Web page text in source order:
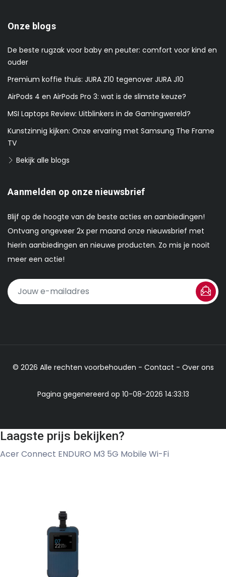
Onze blogs
De beste rugzak voor baby en peuter: comfort voor kind en
ouder
Premium koffie thuis: JURA Z10 tegenover JURA J10
AirPods 4 en AirPods Pro 3: wat is de slimste keuze?
MSI Laptops Review: Uitblinkers in de Gamingwereld?
Kunstzinnig kijken: Onze ervaring met Samsung The Frame
TV
Bekijk alle blogs
Aanmelden op onze nieuwsbrief
Blijf op de hoogte van de beste acties en aanbiedingen!
Ontvang ongeveer 2x per maand onze nieuwsbrief met
hierin aanbiedingen en nieuwe producten. Zo mis je nooit
meer een actie!
© 2026 Alle rechten voorbehouden - Contact - Over ons
Pagina gegenereerd op 10-08-2026 14:33:13
Laagste prijs bekijken?
Acer Connect ENDURO M3 5G Mobile Wi-Fi